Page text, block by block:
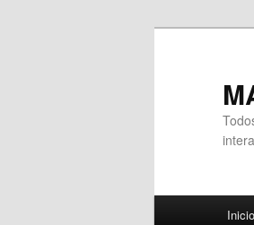
Inicio